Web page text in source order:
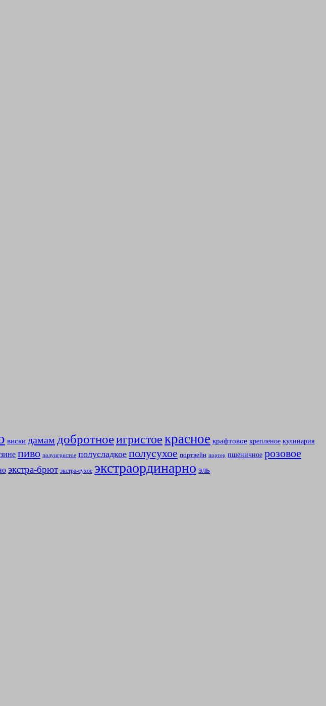
виски дамам добротноеигристоекрасное крафтовое крепленое кулинария
пиво полуигристое полусладкое полусухое портвейн портер пшеничное розовое
экстра-брют экстра-сухое экстраординарно эль